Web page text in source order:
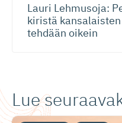
Lauri Lehmusoja:
kiristä
tehdään oikein
Lue